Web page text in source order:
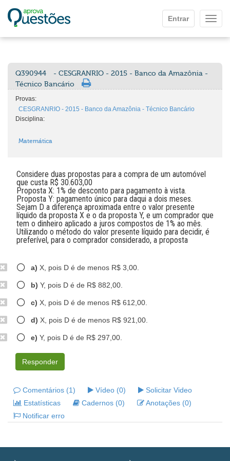
Entrar
Q390944
- CESGRANRIO - 2015 - Banco da Amazônia -
Técnico Bancário
Provas:
CESGRANRIO - 2015 - Banco da Amazônia - Técnico Bancário
Disciplina:
Matemática
Considere duas propostas para a compra de um automóvel
que custa R$ 30.603,00
Proposta X: 1% de desconto para pagamento à vista.
Proposta Y: pagamento único para daqui a dois meses.
Sejam D a diferença aproximada entre o valor presente
líquido da proposta X e o da proposta Y, e um comprador que
tem o dinheiro aplicado a juros compostos de 1% ao mês.
Utilizando o método do valor presente líquido para decidir, é
preferível, para o comprador considerado, a proposta
a) X, pois D é de menos R$ 3,00.
b) Y, pois D é de R$ 882,00.
c) X, pois D é de menos R$ 612,00.
d) X, pois D é de menos R$ 921,00.
e) Y, pois D é de R$ 297,00.
Responder
Comentários (1) Vídeo (0)
Solicitar Video
Estatísticas
Cadernos (0)
Anotações (0)
Notificar erro